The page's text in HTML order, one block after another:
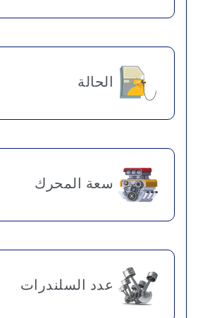
الحالة
سعة المحرك
عدد السلندرات